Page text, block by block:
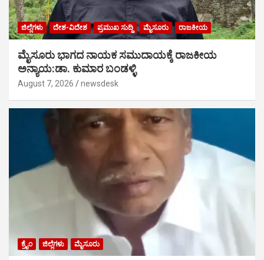
ಜಿಲ್ಲೆಗಳು ದೇಶ-ವಿದೇಶ ಪ್ರಮುಖ ಸುದ್ದಿ ಮೈಸೂರು ರಾಜಕೀಯ
ಮೈಸೂರು ಭಾಗದ ನಾಯಕ ಸಮುದಾಯಕ್ಕೆ ರಾಜಕೀಯ
ಅನ್ಯಾಯ:ಡಾ. ಕುಮಾರ ಬಂಡಳ್ಳಿ
August 7, 2026 newsdesk
ಕ್ರೈಂ ಜಿಲ್ಲೆಗಳು ಮೈಸೂರು